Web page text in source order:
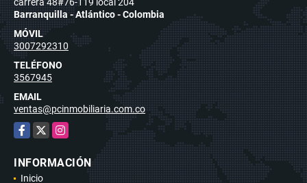
UBICACIÓN
carrera 48#76-119 local 204
Barranquilla - Atlántico - Colombia
MÓVIL
3007292310
TELÉFONO
3567945
EMAIL
ventas@pcinmobiliaria.com.co
INFORMACIÓN